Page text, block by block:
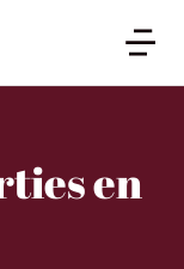
en